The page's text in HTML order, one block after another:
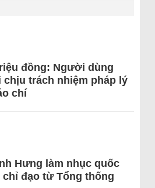
đồng: Người dùng
chịu trách nhiệm pháp lý
chí
Hưng làm nhục quốc
đạo từ Tổng thống